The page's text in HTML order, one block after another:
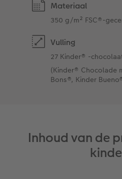
Materiaal
350 g/m² FSC®-
Vulling
27 Kinder® -
(Kinder® Chocolade
Bons®, Kinder
Inhoud van de